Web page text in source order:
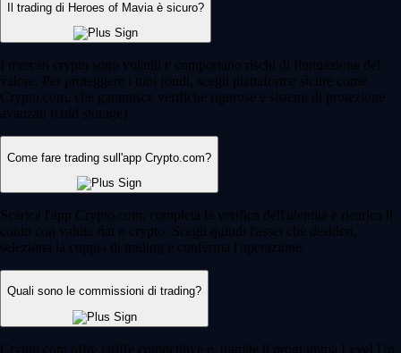
Il trading di Heroes of Mavia è sicuro?
I mercati crypto sono volatili e comportano rischi di fluttuazione del
valore. Per proteggere i tuoi fondi, scegli piattaforme sicure come
Crypto.com, che garantisce verifiche rigorose e sistemi di protezione
avanzati (cold storage).
Come fare trading sull'app Crypto.com?
Scarica l'app Crypto.com, completa la verifica dell'identità e ricarica il
conto con valuta fiat o crypto. Scegli quindi l'asset che desideri,
seleziona la coppia di trading e conferma l'operazione.
Quali sono le commissioni di trading?
Crypto.com offre tariffe competitive e, tramite il programma Level Up,